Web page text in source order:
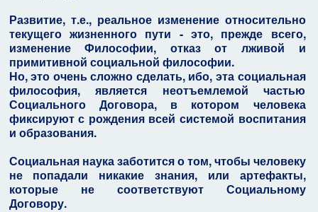
Развитие, т.е., реальное изменение относительно
текущего жизненного пути - это, прежде всего,
изменение Философии, отказ от лживой и
примитивной социальной философии.
Но, это очень сложно сделать, ибо, эта социальная
философия, является неотъемлемой частью
Социального Договора, в котором человека
фиксируют с рождения всей системой воспитания
и образования.
Социальная наука заботится о том, чтобы человеку
не попадали никакие знания, или артефакты,
которые не соответствуют Социальному
Договору.